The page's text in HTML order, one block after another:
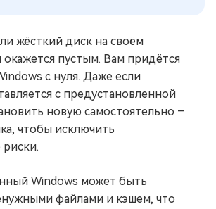
жёсткий диск на своём
пустым. Вам придётся
с нуля. Даже если
с предустановленной
новую самостоятельно –
чтобы исключить
Windows может быть
файлами и кэшем, что